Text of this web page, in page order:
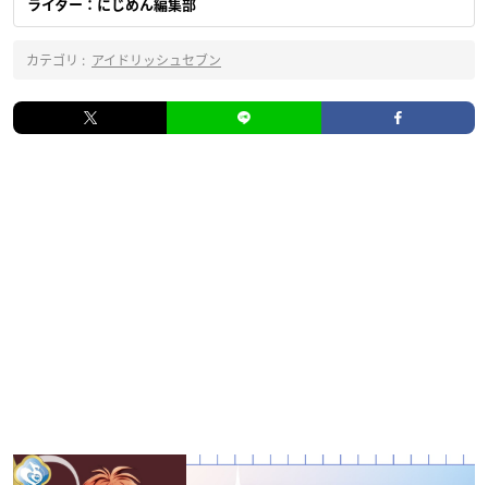
ライター：にじめん編集部
カテゴリ : アイドリッシュセブン